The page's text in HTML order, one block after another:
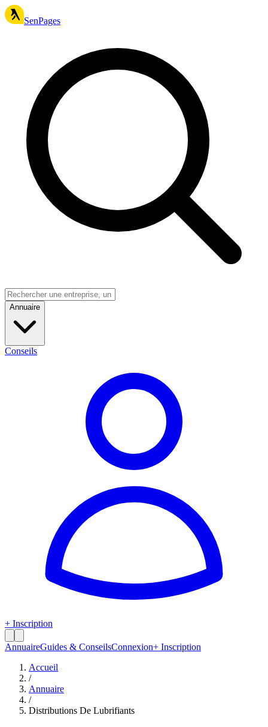
SenPages
Annuaire
Conseils
+ Inscription
AnnuaireGuides & ConseilsConnexion+ Inscription
Accueil
/
Annuaire
/
Distributions De Lubrifiants